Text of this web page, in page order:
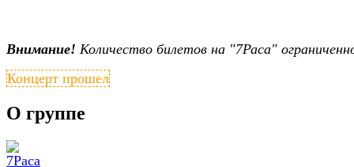
Внимание! Количество билетов на "7Раса"
Концерт прошел
О группе